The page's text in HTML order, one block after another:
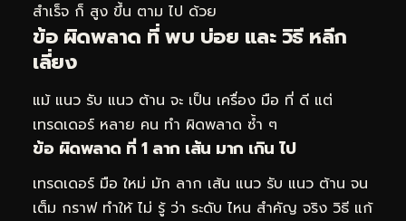
สำเร็จ ก็ สูง ขึ้น ตาม ไป ด้วย
ข้อ ผิดพลาด ที่ พบ บ่อย และ วิธี หลีก
เลี่ยง
แม้ แนว รับ แนว ต้าน จะ เป็น เครื่อง มือ ที่ ดี แต่
เทรดเดอร์ หลาย คน ทำ ผิดพลาด ซ้ำ ๆ
ข้อ ผิดพลาด ที่ 1 ลาก เส้น มาก เกิน ไป
เทรดเดอร์ มือ ใหม่ มัก ลาก เส้น แนว รับ แนว ต้าน จน
เต็ม กราฟ ทำให้ ไม่ รู้ ว่า ระดับ ไหน สำคัญ จริง วิธี แก้